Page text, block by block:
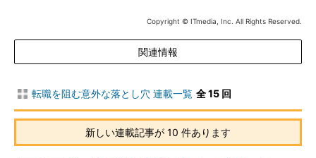
Copyright © ITmedia, Inc. All Rights Reserved.
関連情報
転職を阻む意外な落とし穴 連載一覧 全 15 回
新しい連載記事が 10 件あります